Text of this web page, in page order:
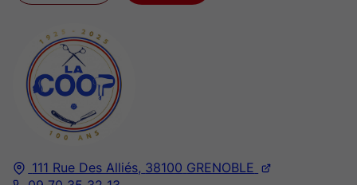
111 Rue Des Alliés, 38100 GRENOBLE